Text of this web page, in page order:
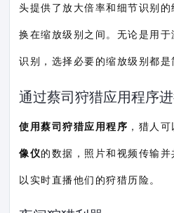
头提供了放大倍率和细节识别
换在缩放级别之间。无论是用
识别，选择必要的缩放级别都是
通过蔡司狩猎应用程序
使用蔡司狩猎应用程序 ，猎人
像仪的数据，照片和视频传输
以实时直播他们的狩猎历险。